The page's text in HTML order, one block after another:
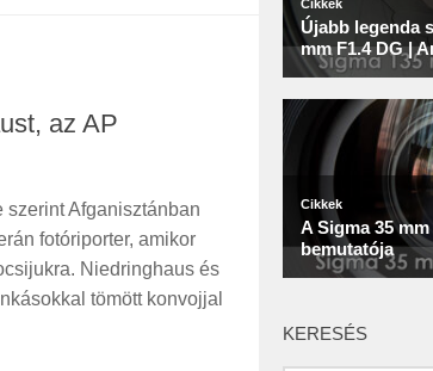
az AP
Afganisztánban
fotóriporter, amikor
Niedringhaus és
tömött konvojjal
KERESÉS